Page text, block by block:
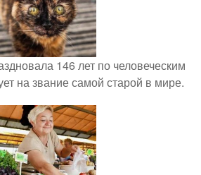
146 лет по человеческим
на звание самой старой в мире.